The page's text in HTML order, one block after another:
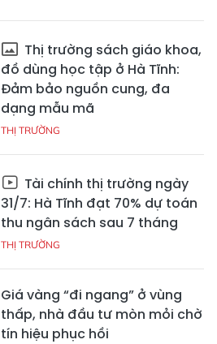
Thị trường sách giáo khoa,
đồ dùng học tập ở Hà Tĩnh:
Đảm bảo nguồn cung, đa
dạng mẫu mã
THỊ TRƯỜNG
Tài chính thị trường ngày
31/7: Hà Tĩnh đạt 70% dự toán
thu ngân sách sau 7 tháng
THỊ TRƯỜNG
Giá vàng “đi ngang” ở vùng
thấp, nhà đầu tư mòn mỏi chờ
tín hiệu phục hồi